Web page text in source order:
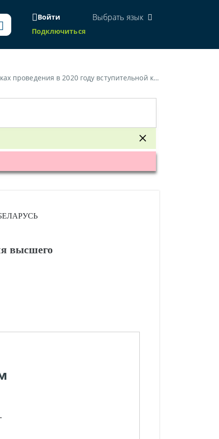
Войти
Подключиться
Выбрать язык
кампании для получения высшего образования I ступени»
высшего